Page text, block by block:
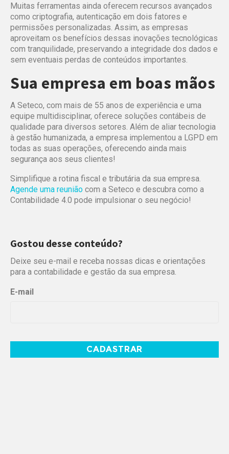
Muitas ferramentas ainda oferecem recursos avançados
como criptografia, autenticação em dois fatores e
permissões personalizadas. Assim, as empresas
aproveitam os benefícios dessas inovações tecnológicas
com tranquilidade, preservando a integridade dos dados e
sem eventuais perdas de conteúdos importantes.
Sua empresa em boas mãos
A Seteco, com mais de 55 anos de experiência e uma
equipe multidisciplinar, oferece soluções contábeis de
qualidade para diversos setores. Além de aliar tecnologia
à gestão humanizada, a empresa implementou a LGPD em
todas as suas operações, oferecendo ainda mais
segurança aos seus clientes!
Simplifique a rotina fiscal e tributária da sua empresa.
Agende uma reunião com a Seteco e descubra como a
Contabilidade 4.0 pode impulsionar o seu negócio!
Gostou desse conteúdo?
Deixe seu e-mail e receba nossas dicas e orientações
para a contabilidade e gestão da sua empresa.
E-mail